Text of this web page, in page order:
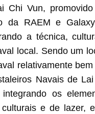
Chi Vun, promovido
da RAEM e
a técnica,
local. Sendo um
relativamente
Navais de
integrando os
culturais e de lazer,